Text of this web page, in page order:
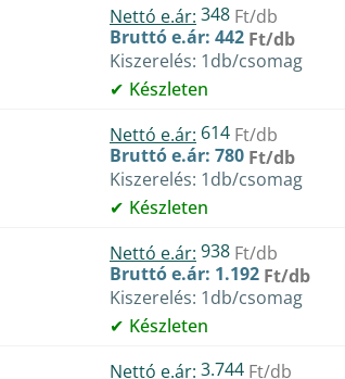
Nettó e.ár: 348 Ft/db
Bruttó e.ár: 442 Ft/db
Kiszerelés: 1db/csomag
Készleten
Nettó e.ár: 614 Ft/db
Bruttó e.ár: 780 Ft/db
Kiszerelés: 1db/csomag
Készleten
Nettó e.ár: 938 Ft/db
Bruttó e.ár: 1.192 Ft/db
Kiszerelés: 1db/csomag
Készleten
Nettó e.ár: 3.744 Ft/db